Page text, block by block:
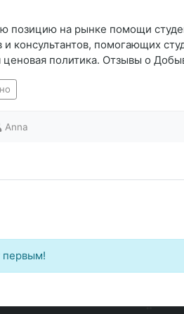
позицию на рынке помощи
консультантов, помогающих
политика. Отзывы о
Anna
первым!